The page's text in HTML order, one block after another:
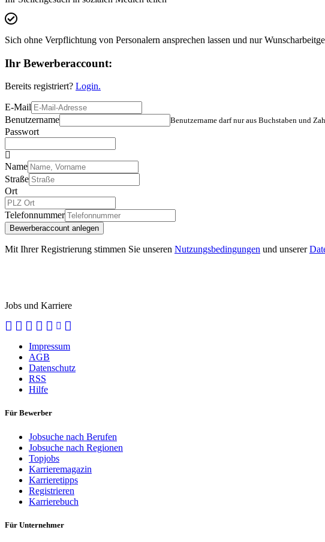
Sich ohne Verpflichtung von Personalern ansprechen lassen und nur
Ihr Bewerberaccount:
Bereits registriert? Login.
E-Mail
Benutzername
Benutzername darf nur aus Buchstaben und
Passwort
Name
Straße
Ort
Telefonnummer
Bewerberaccount anlegen
Mit Ihrer Registrierung stimmen Sie unseren Nutzungsbedingungen und unserer
Jobs und Karriere
Impressum
AGB
Datenschutz
RSS
Hilfe
Für Bewerber
Jobsuche nach Berufen
Jobsuche nach Regionen
Topjobs
Karrieremagazin
Karrieretipps
Registrieren
Karrierebuch
Für Unternehmer